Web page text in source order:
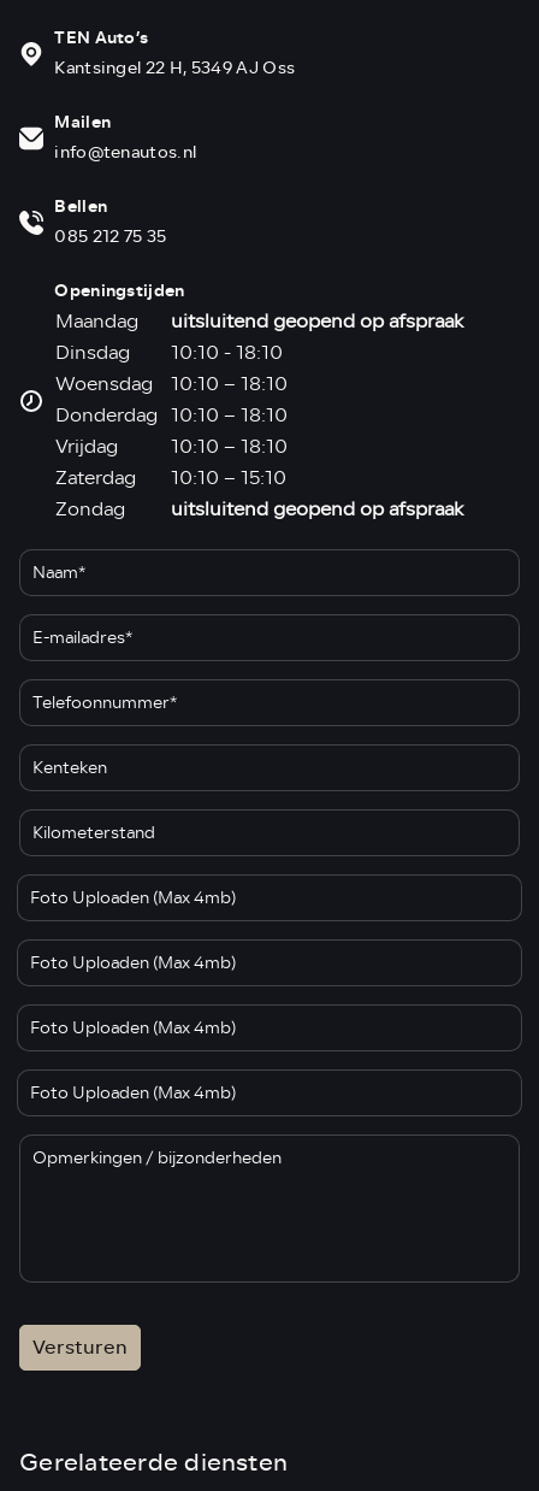
TEN Auto’s
Kantsingel 22 H, 5349 AJ Oss
Mailen
info@tenautos.nl
Bellen
085 212 75 35
Openingstijden
Maandag
uitsluitend geopend op afspraak
Dinsdag
10:10 - 18:10
Woensdag
10:10 – 18:10
Donderdag 10:10 – 18:10
Vrijdag
10:10 – 18:10
Zaterdag
10:10 – 15:10
Zondag
uitsluitend geopend op afspraak
Foto Uploaden (Max 4mb)
Foto Uploaden (Max 4mb)
Foto Uploaden (Max 4mb)
Foto Uploaden (Max 4mb)
Versturen
Gerelateerde diensten